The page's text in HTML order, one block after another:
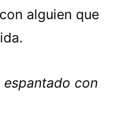
alguien que
con